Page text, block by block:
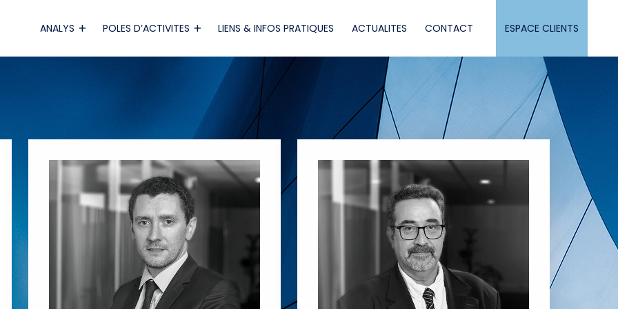
ANALYS POLES D’ACTIVITES LIENS & INFOS PRATIQUES ACTUALITES CONTACT ESPACE CLIENTS